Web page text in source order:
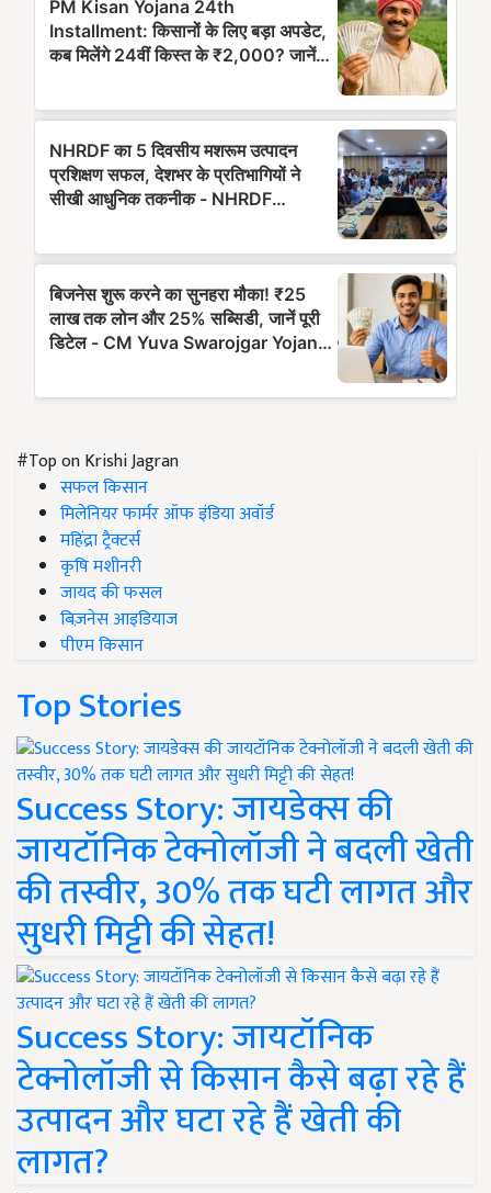
#Top on Krishi Jagran
सफल किसान
मिलेनियर फार्मर ऑफ इंडिया अवॉर्ड
महिंद्रा ट्रैक्टर्स
कृषि मशीनरी
जायद की फसल
बिज़नेस आइडियाज
पीएम किसान
Top Stories
Success Story: जायडेक्स की
जायटॉनिक टेक्नोलॉजी ने बदली खेती
की तस्वीर, 30% तक घटी लागत और
सुधरी मिट्टी की सेहत!
Success Story: जायटॉनिक
टेक्नोलॉजी से किसान कैसे बढ़ा रहे हैं
उत्पादन और घटा रहे हैं खेती की
लागत?